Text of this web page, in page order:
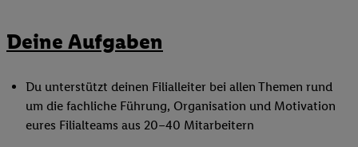
Deine Aufgaben
Du unterstützt deinen Filialleiter bei allen Themen rund
um die fachliche Führung, Organisation und Motivation
eures Filialteams aus 20–40 Mitarbeitern